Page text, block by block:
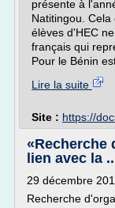
présente à
Natitingou.
élèves d'HEC
français qui
Pour le Bénin
Lire la suite
Site : https://
«Recherche
lien avec la
29 décembre
Recherche